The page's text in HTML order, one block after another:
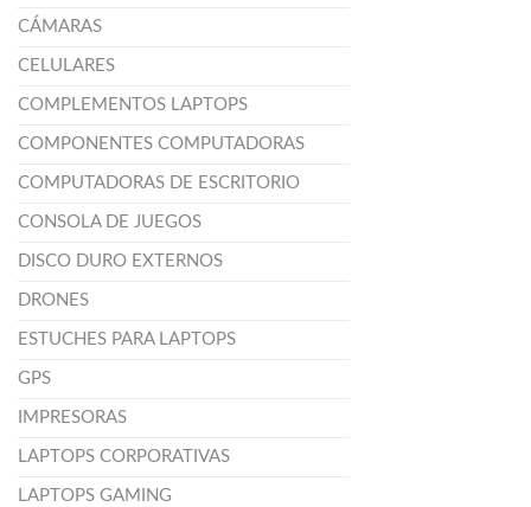
CÁMARAS
CELULARES
COMPLEMENTOS LAPTOPS
COMPONENTES COMPUTADORAS
COMPUTADORAS DE ESCRITORIO
CONSOLA DE JUEGOS
DISCO DURO EXTERNOS
DRONES
ESTUCHES PARA LAPTOPS
GPS
IMPRESORAS
LAPTOPS CORPORATIVAS
LAPTOPS GAMING